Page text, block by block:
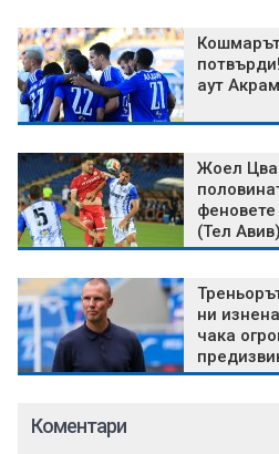
аут
Жоел
(Тел Авив)
ни
чака
Коментари